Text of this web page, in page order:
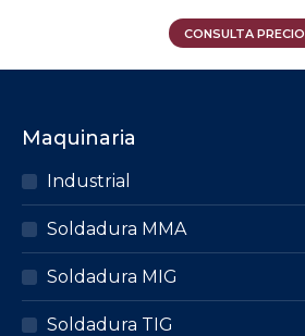
CONSULTA PRECIO
Maquinaria
Industrial
Soldadura MMA
Soldadura MIG
Soldadura TIG